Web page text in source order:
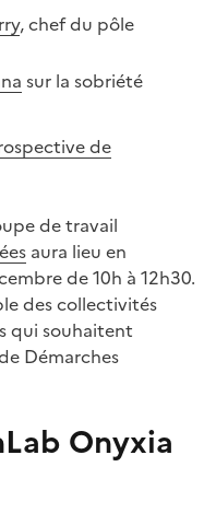
, chef du pôle
sur la sobriété
de
de travail
aura lieu en
de 10h à 12h30.
des collectivités
qui souhaitent
Démarches
Onyxia